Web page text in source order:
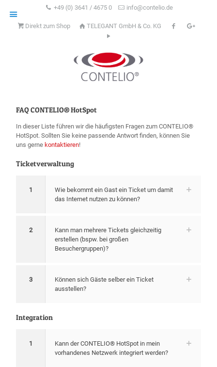
+49 (0) 3641 / 4675 0 info@contelio.de
Direkt zum Shop TELEGANT GmbH & Co. KG
FAQ CONTELIO® HotSpot
In dieser Liste führen wir die häufigsten Fragen zum CONTELIO®
HotSpot. Sollten Sie keine passende Antwort finden, können Sie
uns gerne kontaktieren!
Ticketverwaltung
1
Wie bekommt ein Gast ein Ticket um damit
das Internet nutzen zu können?
2
Kann man mehrere Tickets gleichzeitig
erstellen (bspw. bei großen
Besuchergruppen)?
3
Können sich Gäste selber ein Ticket
ausstellen?
Integration
1
Kann der CONTELIO® HotSpot in mein
vorhandenes Netzwerk integriert werden?